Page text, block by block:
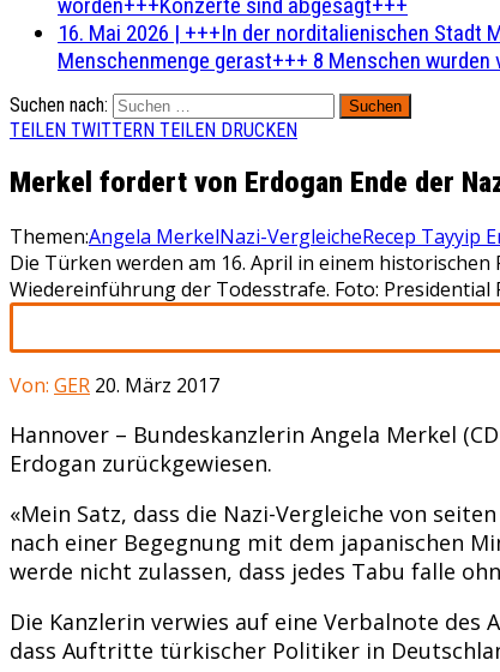
16. Mai 2026 | +++In der norditalienischen Stadt
Menschenmenge gerast+++ 8 Menschen
Suchen nach:
TEILEN TWITTERN TEILEN DRUCKEN
Merkel fordert von Erdogan Ende der
Themen:Angela MerkelNazi-VergleicheRecep Tayyip
Die Türken werden am 16. April in einem
Wiedereinführung der Todesstrafe. Foto: Presidential
Von: GER 20. März 2017
Hannover – Bundeskanzlerin Angela Merkel
Erdogan zurückgewiesen.
«Mein Satz, dass die Nazi-Vergleiche von
nach einer Begegnung mit dem japanischen
werde nicht zulassen, dass jedes Tabu falle
Die Kanzlerin verwies auf eine Verbalnote
dass Auftritte türkischer Politiker in